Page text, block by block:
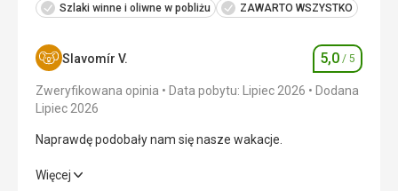
Szlaki winne i oliwne w pobliżu
ZAWARTO WSZYSTKO
Slavomír V. Ocena
5,0 / 5
Zweryfikowana opinia Data pobytu: Lipiec 2026
Dodana
Lipiec 2026
Naprawdę podobały nam się nasze wakacje.
Naprawdę podobały nam się nasze wakacje.
Więcej